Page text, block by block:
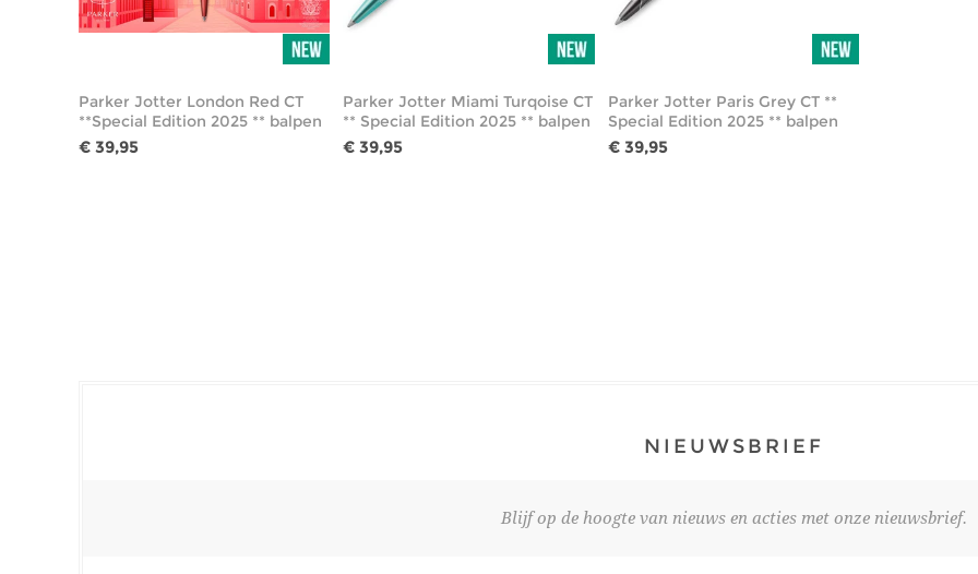
Parker Jotter London Red CT
**Special Edition 2025 ** balpen
€ 39,95
Parker Jotter Miami Turqoise CT
** Special Edition 2025 ** balpen
€ 39,95
Parker Jotter Paris Grey CT **
Special Edition 2025 ** balpen
€ 39,95
NIEUWSBRIEF
Blijf op de hoogte van nieuws en acties met onze nieuwsbrief.